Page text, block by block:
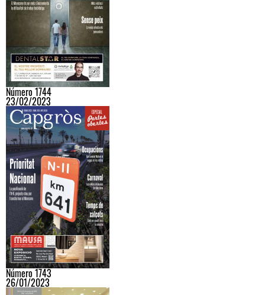
Número 1744
23/02/2023
Número 1743
26/01/2023